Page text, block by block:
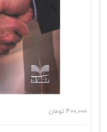
400,000 تومان